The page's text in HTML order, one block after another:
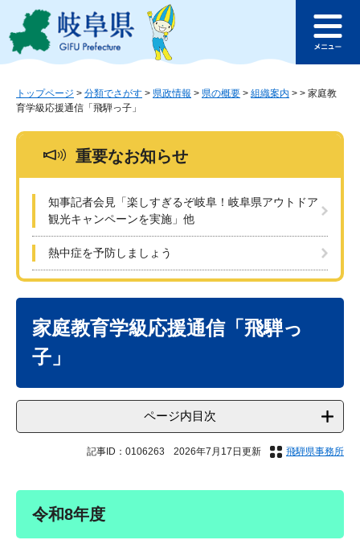
ジ
ュ
このページの本文へ
ュ
トップページ > 分類でさがす > 県政情報 > 県の概要 > 組織案内 > > 家庭教
育学級応援通信「飛騨っ子」
重要なお知らせ
知事記者会見「楽しすぎるぞ岐阜！岐阜県アウトドア
観光キャンペーンを実施」他
熱中症を予防しましょう
家庭教育学級応援通信「飛騨っ
子」
ページ内目次
記事ID：0106263 2026年7月17日更新 飛騨県事務所
令和8年度